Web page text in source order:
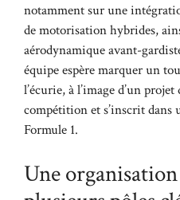
notamment sur une
de motorisation hybrides,
aérodynamique avant-
équipe espère marquer un
l’écurie, à l’image d’un
compétition et s’inscrit dans
Formule 1.
Une